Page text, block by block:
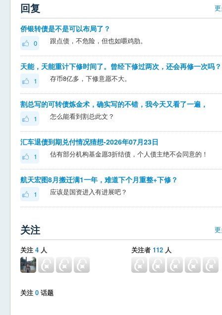
回复
侨银转债是不是可以布局了？
0 跟点债，不危险，但也如嚼鸡肋。
天能，天能重计下修时间了。曾经下修过两次，还会再修一次吗？
1 存币8亿多，下修意愿不大。
割总写的可转债炼金术，确实写的不错，我今天又看了一遍，
1 怎么能看到割总此文？
汇车退债到期兑付情况猜想-2026年07月23日
1 估有部分机构基金愿3折结债，个人债主绝不会同意的！
航天宏图8月搬迁满1一年，难道下个月重整+下修？
1 应该是国资进入有进展吧？
关注
关注 4 人 关注者 112 人
关注 0 话题